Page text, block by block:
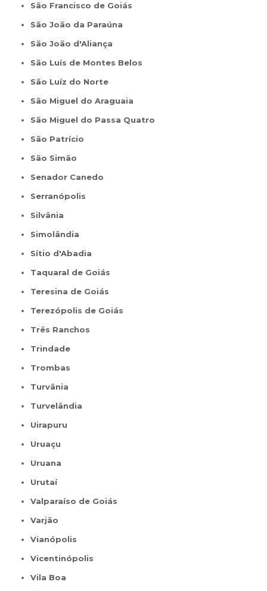
São Francisco de Goiás
São João da Paraúna
São João d'Aliança
São Luís de Montes Belos
São Luíz do Norte
São Miguel do Araguaia
São Miguel do Passa Quatro
São Patrício
São Simão
Senador Canedo
Serranópolis
Silvânia
Simolândia
Sítio d'Abadia
Taquaral de Goiás
Teresina de Goiás
Terezópolis de Goiás
Três Ranchos
Trindade
Trombas
Turvânia
Turvelândia
Uirapuru
Uruaçu
Uruana
Urutaí
Valparaíso de Goiás
Varjão
Vianópolis
Vicentinópolis
Vila Boa